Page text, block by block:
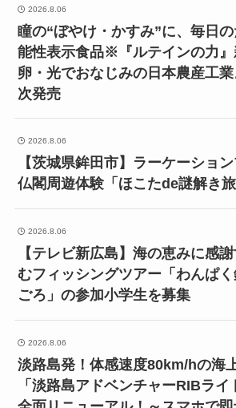
2026.8.06
瞳の“ぼやけ・かすみ”に、毎日
能性表示食品※『ルテインの力
卵・光でおなじみの日本農産工
次発売
2026.8.06
【茨城県鉾田市】ラーケーショ
仏閣周遊体験「ほこたde謎解き
2026.8.06
【テレビ新広島】海の恵みに感
むフィッシングツアー「わんぱ
ごろ」の参加小学生を募集
2026.8.06
淡路島発！体感速度80km/hの海
「淡路島アドベンチャーRIBラ